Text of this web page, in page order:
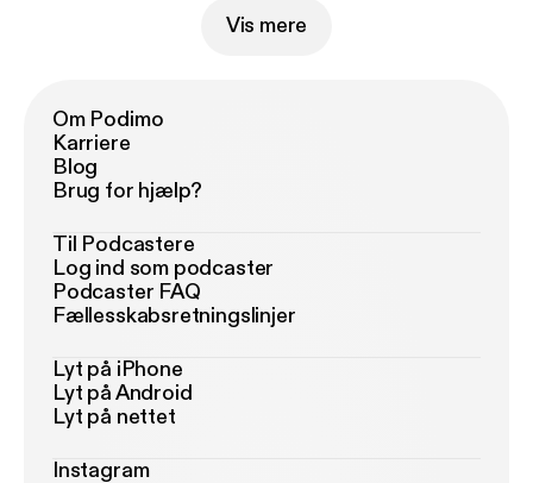
Vis mere
Om Podimo
Karriere
Blog
Brug for hjælp?
Til Podcastere
Log ind som podcaster
Podcaster FAQ
Fællesskabsretningslinjer
Lyt på iPhone
Lyt på Android
Lyt på nettet
Instagram